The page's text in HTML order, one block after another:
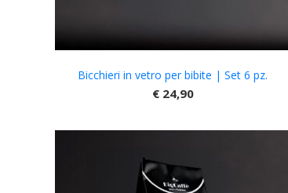
Bicchieri in vetro per bibite | Set 6 pz.
€24,90